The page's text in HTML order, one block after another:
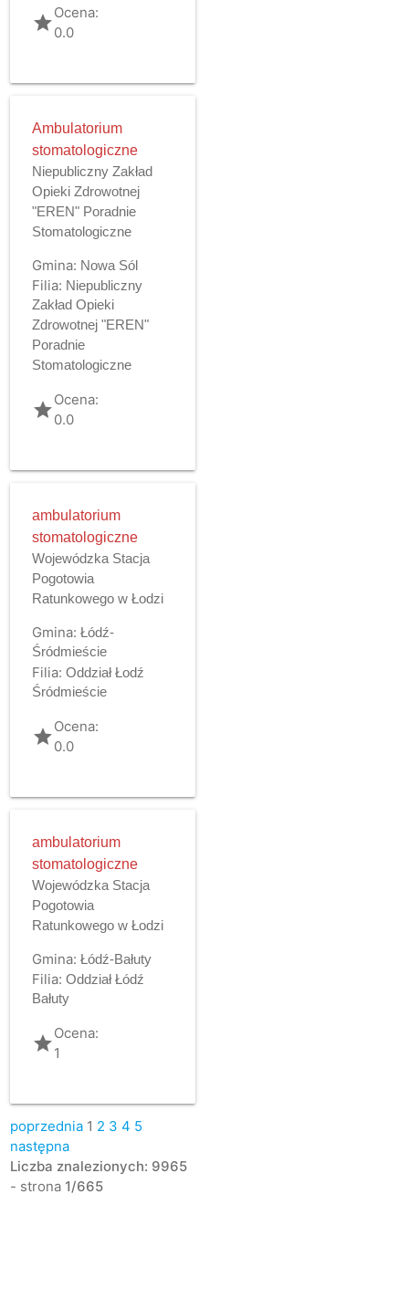
gradeOcena:
0.0
Ambulatorium
stomatologiczne
Niepubliczny Zakład
Opieki Zdrowotnej
"EREN" Poradnie
Stomatologiczne
Gmina: Nowa Sól
Filia: Niepubliczny
Zakład Opieki
Zdrowotnej "EREN"
Poradnie
Stomatologiczne
gradeOcena:
0.0
ambulatorium
stomatologiczne
Wojewódzka Stacja
Pogotowia
Ratunkowego w Łodzi
Gmina: Łódź-
Śródmieście
Filia: Oddział Łodź
Śródmieście
gradeOcena:
0.0
ambulatorium
stomatologiczne
Wojewódzka Stacja
Pogotowia
Ratunkowego w Łodzi
Gmina: Łódź-Bałuty
Filia: Oddział Łódź
Bałuty
gradeOcena:
1
poprzednia 1 2 3 4 5
następna
Liczba znalezionych: 9965
- strona 1/665